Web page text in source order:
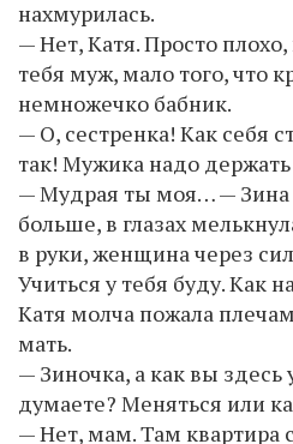
нахмурилась.
— Нет, Катя. Просто
тебя муж, мало того, что
немножечко бабник.
— О, сестренка! Как себя
так! Мужика надо
— Мудрая ты моя… — Зина
больше, в глазах
в руки, женщина через
Учиться у тебя буду. Как
Катя молча пожала
мать.
— Зиночка, а как вы здесь
думаете? Меняться или
— Нет, мам. Там квартира